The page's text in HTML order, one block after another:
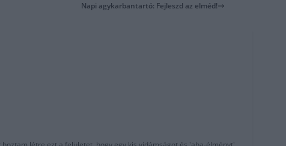
Napi agykarbantartó: Fejleszd az elméd!